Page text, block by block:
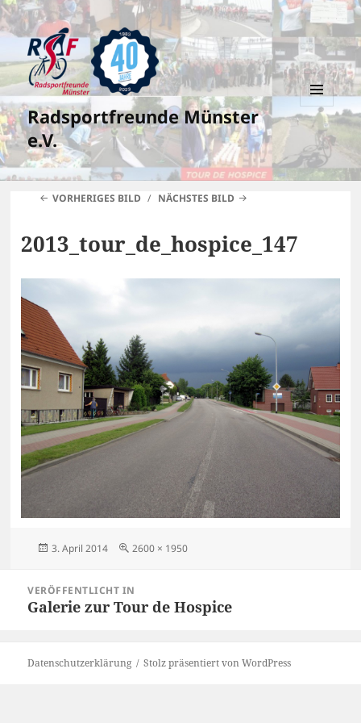
Radsportfreunde Münster
e.V.
MENÜ
UND
WIDGETS
VORHERIGES BILD NÄCHSTES BILD
2013_tour_de_hospice_147
Veröffentlicht
3. April 2014 Originalgröße
2600 × 1950
VERÖFFENTLICHT IN
Galerie zur Tour de Hospice
Datenschutzerklärung Stolz präsentiert von WordPress